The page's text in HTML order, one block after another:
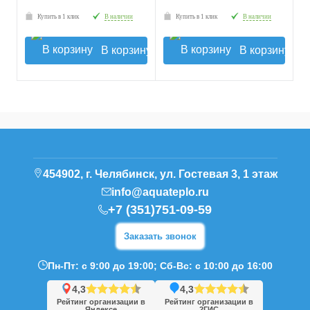
Купить в 1 клик В наличии
В корзину
Купить в 1 клик В наличии
В корзину
454902, г. Челябинск, ул. Гостевая 3, 1 этаж
info@aquateplo.ru
+7 (351)751-09-59
Заказать звонок
Пн-Пт: с 9:00 до 19:00; Сб-Вс: с 10:00 до 16:00
4,3
Рейтинг организации в
4,3
Рейтинг организации в